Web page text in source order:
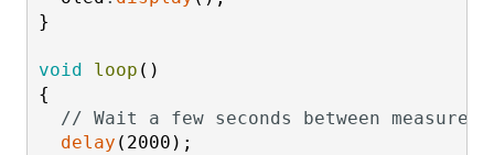
}
void loop ( )
{
// Wait a few seconds between
delay ( 2000 ) ;